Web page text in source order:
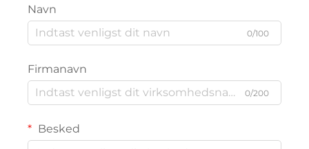
Navn
0/100
Firmanavn
0/200
Besked